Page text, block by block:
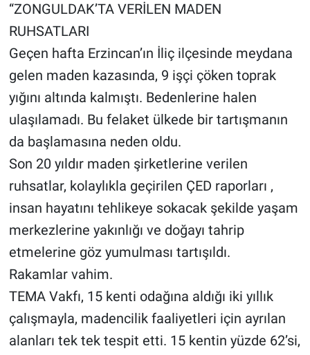
“ZONGULDAK’TA VERİLEN MADEN
RUHSATLARI
Geçen hafta Erzincan’ın İliç ilçesinde meydana
gelen maden kazasında, 9 işçi çöken toprak
yığını altında kalmıştı. Bedenlerine halen
ulaşılamadı. Bu felaket ülkede bir tartışmanın
da başlamasına neden oldu.
Son 20 yıldır maden şirketlerine verilen
ruhsatlar, kolaylıkla geçirilen ÇED raporları ,
insan hayatını tehlikeye sokacak şekilde yaşam
merkezlerine yakınlığı ve doğayı tahrip
etmelerine göz yumulması tartışıldı.
Rakamlar vahim.
TEMA Vakfı, 15 kenti odağına aldığı iki yıllık
çalışmayla, madencilik faaliyetleri için ayrılan
alanları tek tek tespit etti. 15 kentin yüzde 62’si,